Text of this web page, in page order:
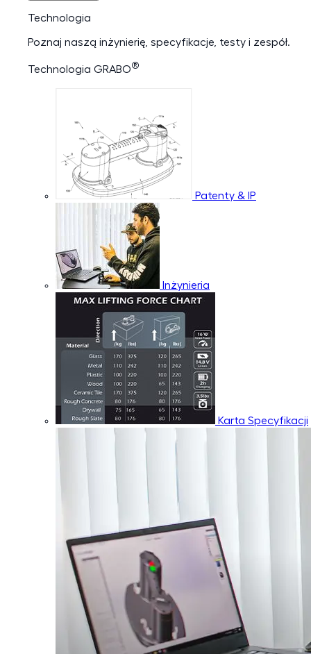
Technologia
Poznaj naszą inżynierię, specyfikacje, testy i zespół.
Technologia GRABO®
Patenty & IP
Inżynieria
Karta Specyfikacji